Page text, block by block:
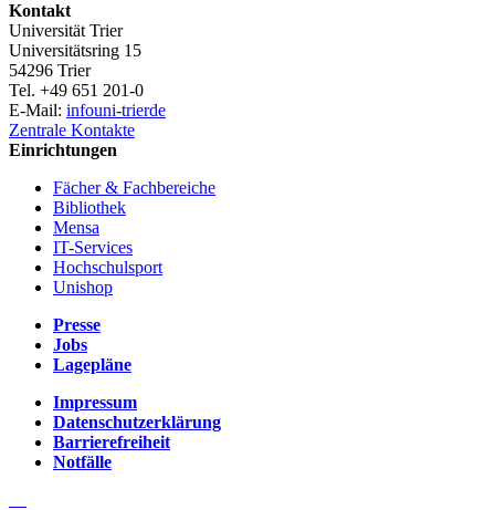
Kontakt
Universität Trier
Universitätsring 15
54296 Trier
Tel. +49 651 201-0
E-Mail: infouni-trierde
Zentrale Kontakte
Einrichtungen
Fächer & Fachbereiche
Bibliothek
Mensa
IT-Services
Hochschulsport
Unishop
Presse
Jobs
Lagepläne
Impressum
Datenschutzerklärung
Barrierefreiheit
Notfälle